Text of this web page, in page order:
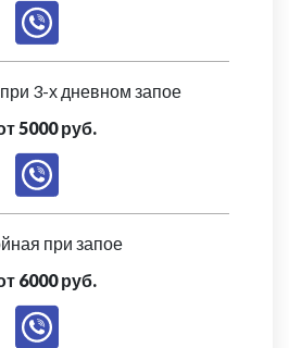
3-х дневном запое
5000 руб.
при запое
6000 руб.